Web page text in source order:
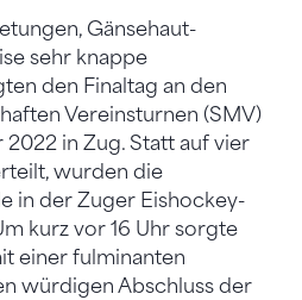
Gänsehaut-
sehr knappe
den Finaltag an den
Vereinsturnen (SMV)
in Zug. Statt auf vier
wurden die
in der Zuger Eishockey-
kurz vor 16 Uhr sorgte
einer fulminanten
würdigen Abschluss der